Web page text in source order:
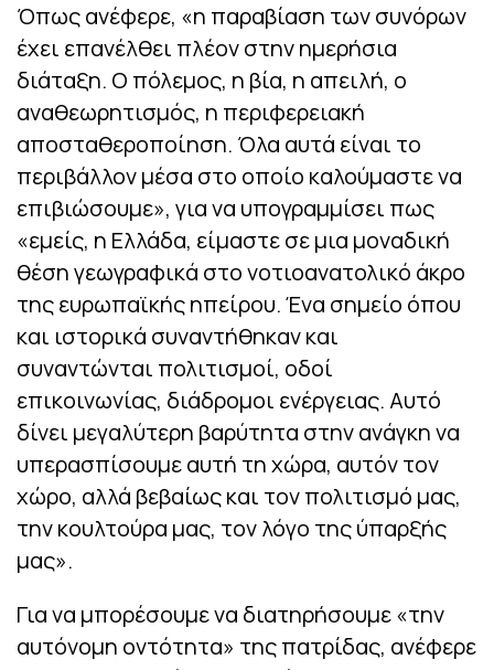
Όπως ανέφερε, «η παραβίαση των συνόρων
έχει επανέλθει πλέον στην ημερήσια
διάταξη. Ο πόλεμος, η βία, η απειλή, ο
αναθεωρητισμός, η περιφερειακή
αποσταθεροποίηση. Όλα αυτά είναι το
περιβάλλον μέσα στο οποίο καλούμαστε να
επιβιώσουμε», για να υπογραμμίσει πως
«εμείς, η Ελλάδα, είμαστε σε μια μοναδική
θέση γεωγραφικά στο νοτιοανατολικό άκρο
της ευρωπαϊκής ηπείρου. Ένα σημείο όπου
και ιστορικά συναντήθηκαν και
συναντώνται πολιτισμοί, οδοί
επικοινωνίας, διάδρομοι ενέργειας. Αυτό
δίνει μεγαλύτερη βαρύτητα στην ανάγκη να
υπερασπίσουμε αυτή τη χώρα, αυτόν τον
χώρο, αλλά βεβαίως και τον πολιτισμό μας,
την κουλτούρα μας, τον λόγο της ύπαρξής
μας».
Για να μπορέσουμε να διατηρήσουμε «την
αυτόνομη οντότητα» της πατρίδας, ανέφερε